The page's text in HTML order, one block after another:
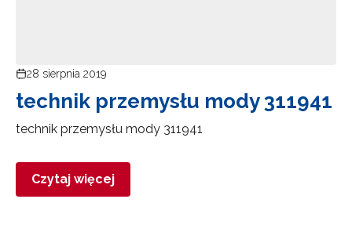
28 sierpnia 2019
technik przemysłu mody 311941
technik przemysłu mody 311941
Czytaj więcej